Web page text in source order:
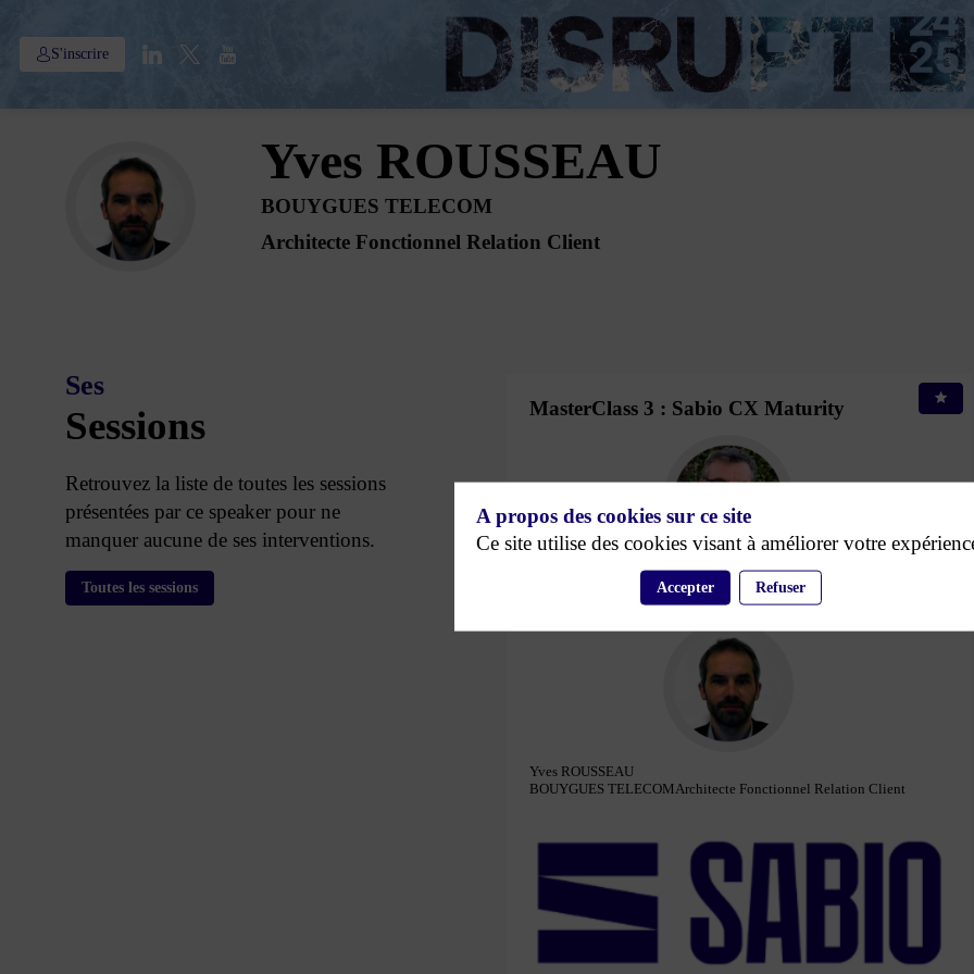
S'inscrire
YR
Yves ROUSSEAU
BOUYGUES TELECOM
Architecte Fonctionnel Relation Client
Ses
Sessions
Retrouvez la liste de toutes les sessions
présentées par ce speaker pour ne
manquer aucune de ses interventions.
Toutes les sessions
MasterClass 3 : Sabio CX Maturity
GF
Principal Solutions Manager
YR
Yves ROUSSEAU
BOUYGUES TELECOMArchitecte Fonctionnel Relation Client
A propos des cookies sur ce site
Ce site utilise des cookies visant à améliorer votre
Accepter Refuser